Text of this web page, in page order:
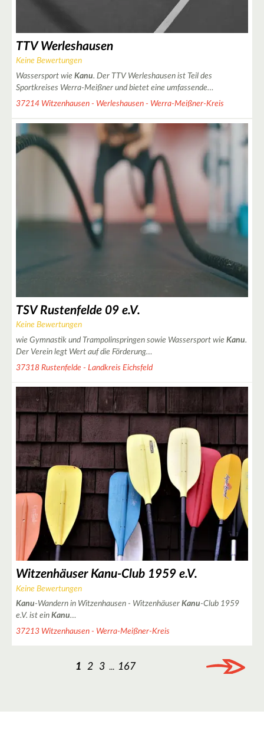
TTV Werleshausen
Keine Bewertungen
Wassersport wie Kanu. Der TTV Werleshausen ist Teil des
Sportkreises Werra-Meißner und bietet eine umfassende…
37214 Witzenhausen - Werleshausen - Werra-Meißner-Kreis
TSV Rustenfelde 09 e.V.
Keine Bewertungen
wie Gymnastik und Trampolinspringen sowie Wassersport wie Kanu.
Der Verein legt Wert auf die Förderung…
37318 Rustenfelde - Landkreis Eichsfeld
Witzenhäuser Kanu-Club 1959 e.V.
Keine Bewertungen
Kanu-Wandern in Witzenhausen - Witzenhäuser Kanu-Club 1959
e.V. ist ein Kanu…
37213 Witzenhausen - Werra-Meißner-Kreis
1 2 3 ... 167
2